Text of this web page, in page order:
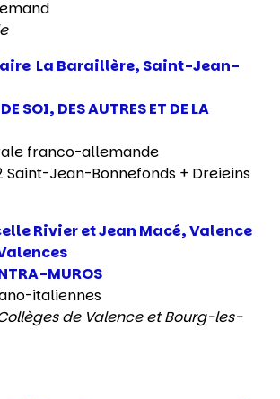
La Baraillère, Saint-Jean-
SOI, DES AUTRES ET DE LA
franco-allemande
Saint-Jean-Bonnefonds + Dreieins
Rivier et Jean Macé, Valence
MUROS
italiennes
de Valence et Bourg-les-